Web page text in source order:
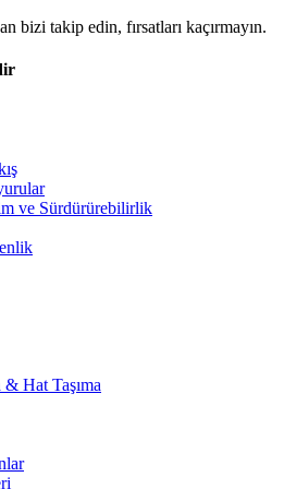
bizi takip edin, fırsatları kaçırmayın.
ve Sürdürürebilirlik
& Hat Taşıma